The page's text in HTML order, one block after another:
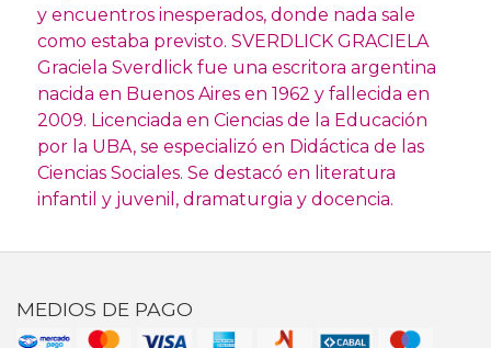
y encuentros inesperados, donde nada sale
como estaba previsto. SVERDLICK GRACIELA
Graciela Sverdlick fue una escritora argentina
nacida en Buenos Aires en 1962 y fallecida en
2009. Licenciada en Ciencias de la Educación
por la UBA, se especializó en Didáctica de las
Ciencias Sociales. Se destacó en literatura
infantil y juvenil, dramaturgia y docencia.
MEDIOS DE PAGO